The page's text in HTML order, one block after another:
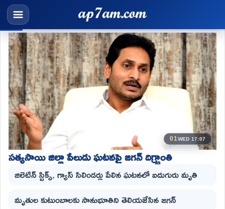
01WED 17:07
సత్యసాయి జిల్లా పేలుడు ఘటనపై జగన్ దిగ్భ్రాంతి
జిలెటిన్ స్టిక్స్, గ్యాస్ సిలిండర్లు పేలిన ఘటనలో ఐదుగురు మృతి
మృతుల కుటుంబాలకు సానుభూతిని తెలియజేసిన జగన్